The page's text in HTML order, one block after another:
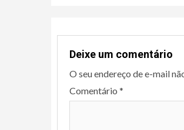
Deixe um comentário
O seu endereço de e-mail
Comentário *